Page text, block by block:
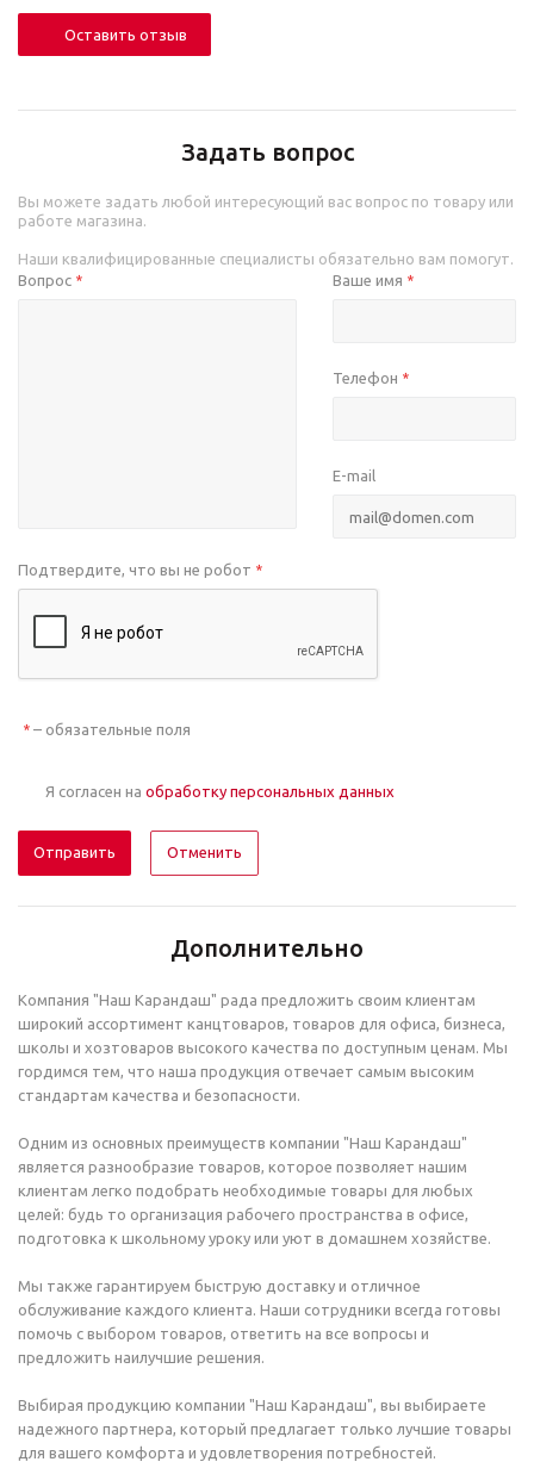
Оставить отзыв
Задать вопрос
Вы можете задать любой интересующий вас вопрос по товару или
работе магазина.
Наши квалифицированные специалисты обязательно вам помогут.
Вопрос * Ваше имя *
Телефон *
E-mail
Подтвердите, что вы не робот *
* – обязательные поля
Я согласен на обработку персональных данных
Отменить
Дополнительно
Компания "Наш Карандаш" рада предложить своим клиентам
широкий ассортимент канцтоваров, товаров для офиса, бизнеса,
школы и хозтоваров высокого качества по доступным ценам. Мы
гордимся тем, что наша продукция отвечает самым высоким
стандартам качества и безопасности.
Одним из основных преимуществ компании "Наш Карандаш"
является разнообразие товаров, которое позволяет нашим
клиентам легко подобрать необходимые товары для любых
целей: будь то организация рабочего пространства в офисе,
подготовка к школьному уроку или уют в домашнем хозяйстве.
Мы также гарантируем быструю доставку и отличное
обслуживание каждого клиента. Наши сотрудники всегда готовы
помочь с выбором товаров, ответить на все вопросы и
предложить наилучшие решения.
Выбирая продукцию компании "Наш Карандаш", вы выбираете
надежного партнера, который предлагает только лучшие товары
для вашего комфорта и удовлетворения потребностей.